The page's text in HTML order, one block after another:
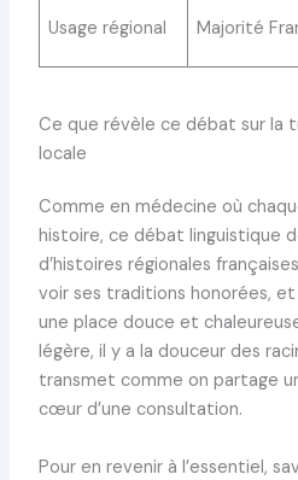
Usage régional Majorité
Ce que révèle ce débat sur la
locale
Comme en médecine où
histoire, ce débat linguistique
d’histoires régionales
voir ses traditions honorées,
une place douce et
légère, il y a la douceur des
transmet comme on partage
cœur d’une consultation.
Pour en revenir à l’essentiel,